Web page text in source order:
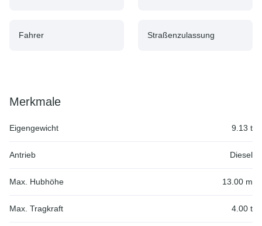
Fahrer Straßenzulassung
Merkmale
Eigengewicht 9.13 t
Antrieb Diesel
Max. Hubhöhe 13.00 m
Max. Tragkraft 4.00 t